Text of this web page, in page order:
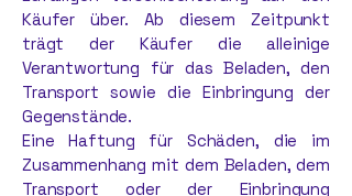
Käufer über. Ab diesem Zeitpunkt
trägt der Käufer die alleinige
Verantwortung für das Beladen, den
Transport sowie die Einbringung der
Gegenstände.
Eine Haftung für Schäden, die im
Zusammenhang mit dem Beladen, dem
Transport oder der Einbringung